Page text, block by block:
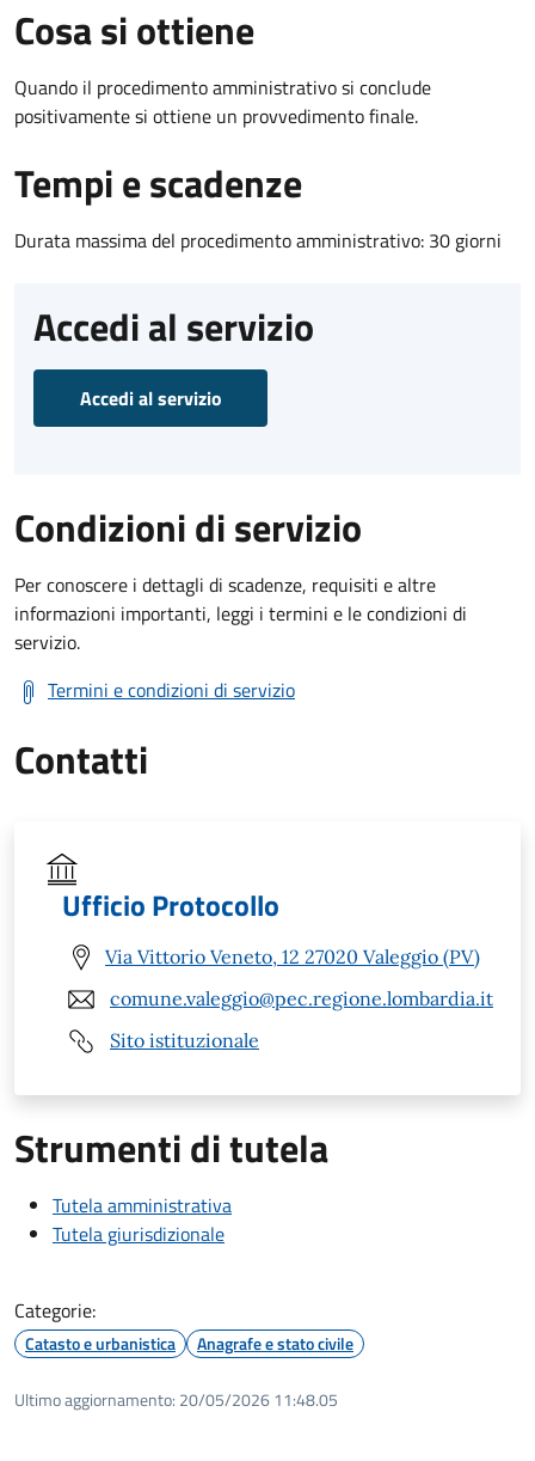
Cosa si ottiene
Quando il procedimento amministrativo si conclude
positivamente si ottiene un provvedimento finale.
Tempi e scadenze
Durata massima del procedimento amministrativo: 30 giorni
Accedi al servizio
Accedi al servizio
Condizioni di servizio
Per conoscere i dettagli di scadenze, requisiti e altre
informazioni importanti, leggi i termini e le condizioni di
servizio.
Termini e condizioni di servizio
Contatti
Ufficio Protocollo
Via Vittorio Veneto, 12 27020 Valeggio (PV)
comune.valeggio@pec.regione.lombardia.it
Sito istituzionale
Strumenti di tutela
Tutela amministrativa
Tutela giurisdizionale
Categorie:
Catasto e urbanistica Anagrafe e stato civile
Ultimo aggiornamento: 20/05/2026 11:48.05